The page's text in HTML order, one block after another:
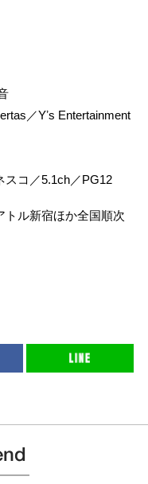
／Yʼs Entertainment
スコ／5.1ch／PG12
トル新宿ほか全国順次